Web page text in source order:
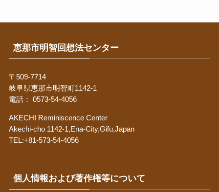
恵那市明智回想法センター
〒509-7714
岐阜県恵那市明智町1142-1
電話： 0573-54-4056
AKECHI Reminiscence Center
Akechi-cho 1142-1,Ena-City,Gifu,Japan
TEL:+81-573-54-4056
個人情報および著作権等について